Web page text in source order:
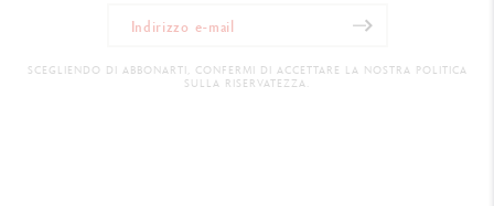
SCEGLIENDO DI ABBONARTI, CONFERMI DI ACCETTARE LA NOSTRA POLITICA
SULLA RISERVATEZZA.